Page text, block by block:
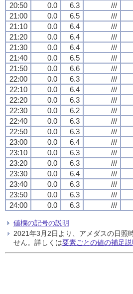
20:50
0.0 6.3 ///
21:00
0.0 6.5 ///
21:10
0.0 6.4 ///
21:20
0.0 6.4 ///
21:30
0.0 6.4 ///
21:40
0.0 6.5 ///
21:50
0.0 6.6 ///
22:00
0.0 6.3 ///
22:10
0.0 6.4 ///
22:20
0.0 6.3 ///
22:30
0.0 6.2 ///
22:40
0.0 6.3 ///
22:50
0.0 6.3 ///
23:00
0.0 6.4 ///
23:10
0.0 6.3 ///
23:20
0.0 6.3 ///
23:30
0.0 6.4 ///
23:40
0.0 6.3 ///
23:50
0.0 6.3 ///
24:00
0.0 6.3 ///
値欄の記号の説明
2021年3月2日より、アメダスの日照
せん。詳しくは要素ごとの値の補足説